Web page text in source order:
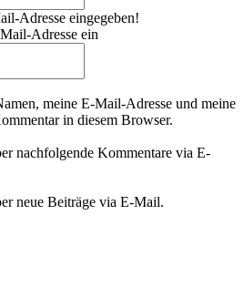
Adresse eingegeben!
Adresse ein
meine E-Mail-Adresse und meine
in diesem Browser.
nachfolgende Kommentare via E-
neue Beiträge via E-Mail.